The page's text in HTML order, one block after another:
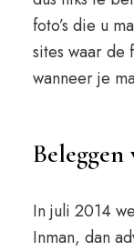
foto’s die u
sites waar de
wanneer je
In juli 2014
Inman, dan